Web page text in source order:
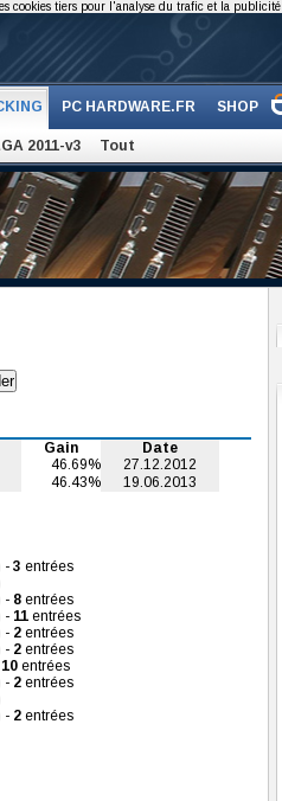
PC HARDWARE.FR SHOP
2011-v3 Tout
Gain
Date
46.69%
27.12.2012
46.43% 19.06.2013
- 3 entrées
- 8entrées
- 11entrées
- 2entrées
- 2entrées
10entrées
- 2entrées
- 2entrées
cookies tiers pour l'analyse du trafic et la publicité